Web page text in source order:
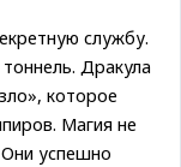
службу.
Дракула
которое
Магия не
успешно